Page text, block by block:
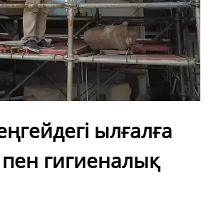
ылғалға
пен гигиеналық